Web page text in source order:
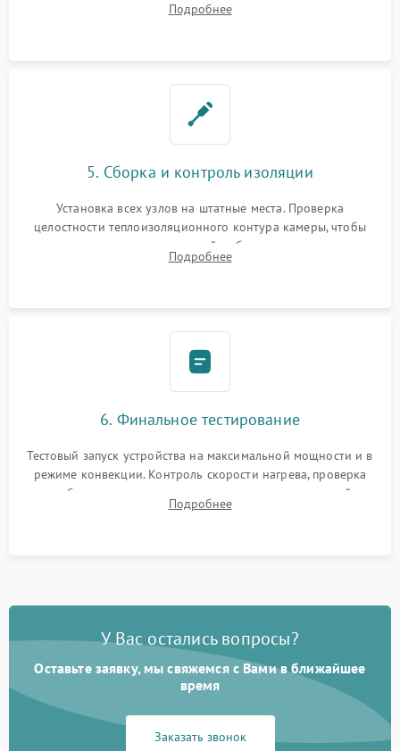
выгоревших реле, восстановление контактов и замена
Подробнее
5. Сборка и контроль изоляции
Установка всех узлов на штатные места. Проверка
целостности теплоизоляционного контура камеры, чтобы
исключить перегрев кухонной мебели и потерю тепла.
Надежная фиксация клемм и сборка корпуса шкафа.
Подробнее
6. Финальное тестирование
Тестовый запуск устройства на максимальной мощности и в
режиме конвекции. Контроль скорости нагрева, проверка
срабатывания термостата при достижении заданной
температуры и тест на отсутствие утечек тока.
Подробнее
У Вас остались вопросы?
Оставьте заявку, мы свяжемся с Вами в ближайшее
время
Заказать звонок